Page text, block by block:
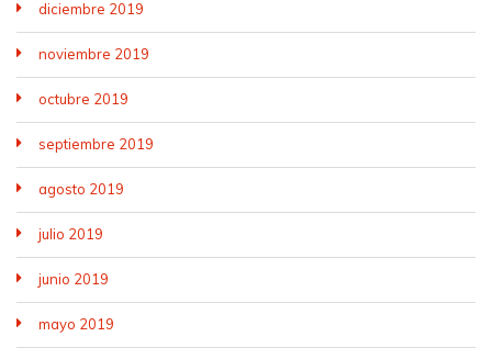
diciembre 2019
noviembre 2019
octubre 2019
septiembre 2019
agosto 2019
julio 2019
junio 2019
mayo 2019